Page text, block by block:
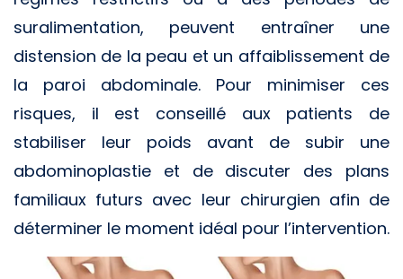
suralimentation, peuvent entraîner une
distension de la peau et un affaiblissement de
la paroi abdominale. Pour minimiser ces
risques, il est conseillé aux patients de
stabiliser leur poids avant de subir une
abdominoplastie et de discuter des plans
familiaux futurs avec leur chirurgien afin de
déterminer le moment idéal pour l’intervention.